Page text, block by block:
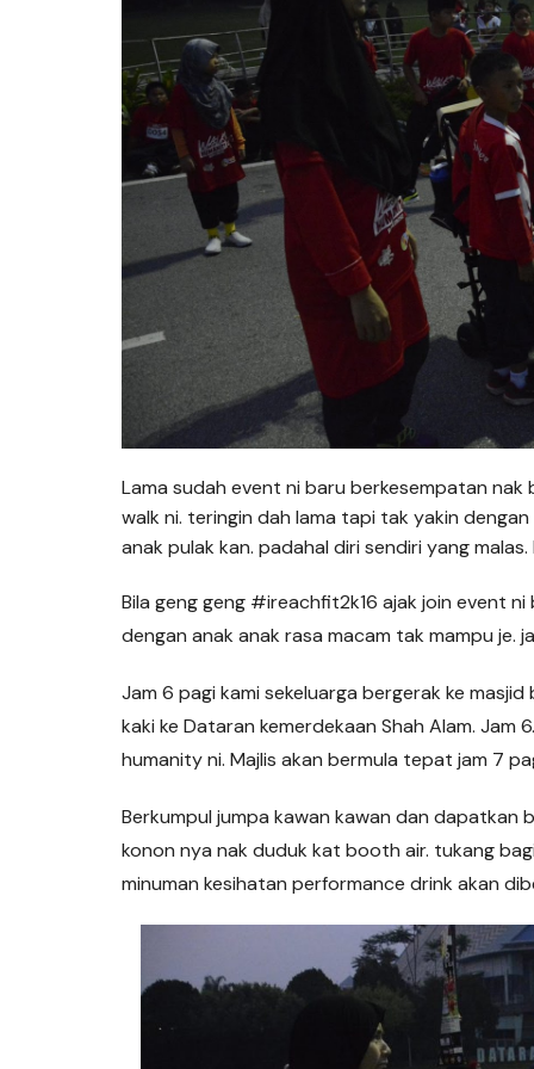
Lama sudah event ni baru berkesempatan
walk ni. teringin dah lama tapi tak yakin
anak pulak kan. padahal diri sendiri yang malas.
Bila geng geng #ireachfit2k16 ajak join event
dengan anak anak rasa macam tak mampu je.
Jam 6 pagi kami sekeluarga bergerak ke
kaki ke Dataran kemerdekaan Shah Alam.
humanity ni. Majlis akan bermula tepat jam 7
Berkumpul jumpa kawan kawan dan dapatkan
konon nya nak duduk kat booth air. tukang
minuman kesihatan performance drink akan